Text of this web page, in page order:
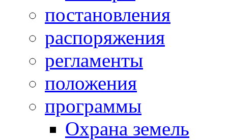
постановления
распоряжения
регламенты
положения
программы
Охрана земель